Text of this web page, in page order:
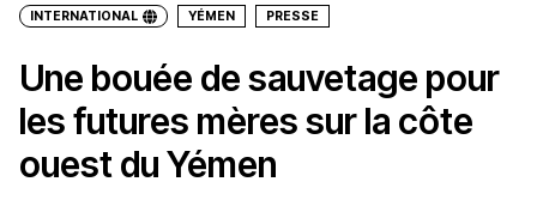
INTERNATIONAL YÉMEN PRESSE
Une bouée de sauvetage pour
les futures mères sur la côte
ouest du Yémen